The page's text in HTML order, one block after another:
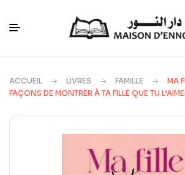
ACCUEIL LIVRES FAMILLE
MA
FAÇONS DE MONTRER À TA FILLE QUE TU